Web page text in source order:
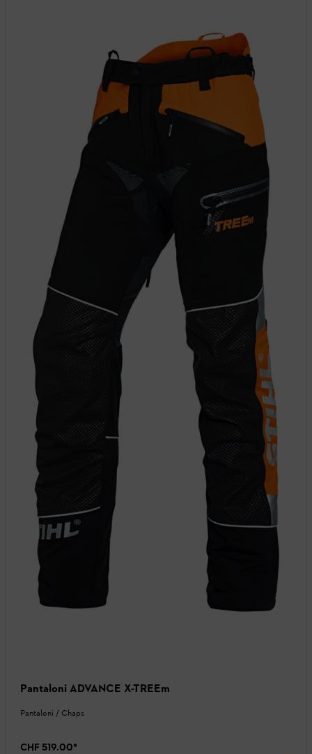
Pantaloni ADVANCE X-TREEm
Pantaloni / Chaps
CHF 519.00*